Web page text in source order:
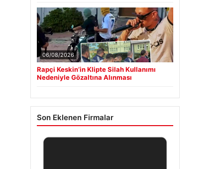
06/08/2026
Rapçi Keskin’in Klipte Silah Kullanımı
Nedeniyle Gözaltına Alınması
Son Eklenen Firmalar